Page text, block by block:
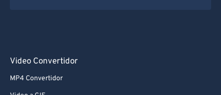
Video Convertidor
MP4 Convertidor